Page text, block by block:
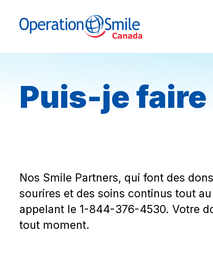
Puis-je
Nos Smile Partners, qui font des
sourires et des soins continus tout
appelant le 1-844-376-4530. Votre
tout moment.